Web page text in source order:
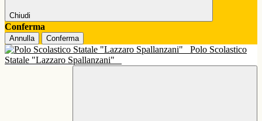
Chiudi
Conferma
Annulla Conferma
Polo Scolastico
Statale "Lazzaro Spallanzani"